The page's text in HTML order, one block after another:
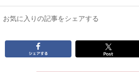
お気に入りの記事をシェアする